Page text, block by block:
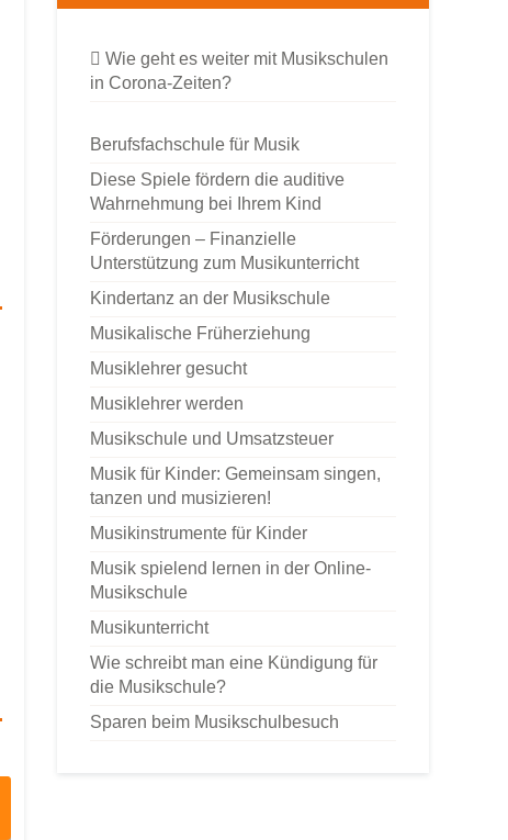
Wie geht es weiter mit Musikschulen
in Corona-Zeiten?
Berufsfachschule für Musik
Diese Spiele fördern die auditive
Wahrnehmung bei Ihrem Kind
Förderungen – Finanzielle
Unterstützung zum Musikunterricht
Kindertanz an der Musikschule
Musikalische Früherziehung
Musiklehrer gesucht
Musiklehrer werden
Musikschule und Umsatzsteuer
Musik für Kinder: Gemeinsam singen,
tanzen und musizieren!
Musikinstrumente für Kinder
Musik spielend lernen in der Online-
Musikschule
Musikunterricht
Wie schreibt man eine Kündigung für
die Musikschule?
Sparen beim Musikschulbesuch